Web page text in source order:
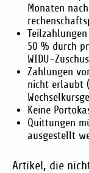
Monaten
50 % durch
WIDU-
Zahlungen
nicht erlaubt
Keine
Quittungen
ausgestellt
Artikel, die